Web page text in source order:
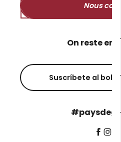
Nous
On reste en
Suscríbete al